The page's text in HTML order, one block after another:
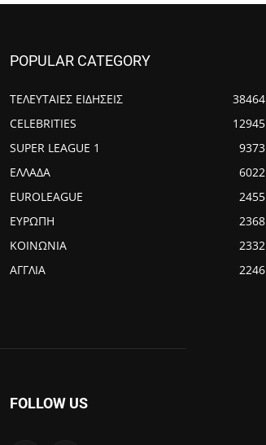
POPULAR CATEGORY
ΤΕΛΕΥΤΑΙΕΣ ΕΙΔΗΣΕΙΣ
38464
CELEBRITIES
12945
SUPER LEAGUE 1
9373
ΕΛΛΑΔΑ
6022
EUROLEAGUE
2455
ΕΥΡΩΠΗ
2368
ΚΟΙΝΩΝΙΑ
2332
ΑΓΓΛΙΑ
2246
FOLLOW US